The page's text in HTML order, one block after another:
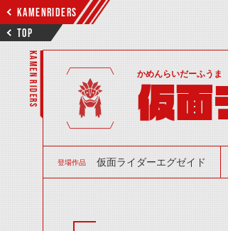
KAMENRIDERS
TOP
KAMEN RIDERS かめんらいだーふうま
仮面
登場作品 仮面ライダーエグゼイド